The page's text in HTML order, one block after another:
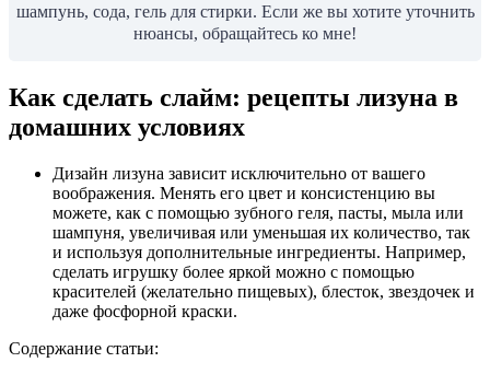
шампунь, сода, гель для стирки. Если же вы хотите уточнить
нюансы, обращайтесь ко мне!
Как сделать слайм: рецепты лизуна в
домашних условиях
Дизайн лизуна зависит исключительно от вашего
воображения. Менять его цвет и консистенцию вы
можете, как с помощью зубного геля, пасты, мыла или
шампуня, увеличивая или уменьшая их количество, так
и используя дополнительные ингредиенты. Например,
сделать игрушку более яркой можно с помощью
красителей (желательно пищевых), блесток, звездочек и
даже фосфорной краски.
Содержание статьи: